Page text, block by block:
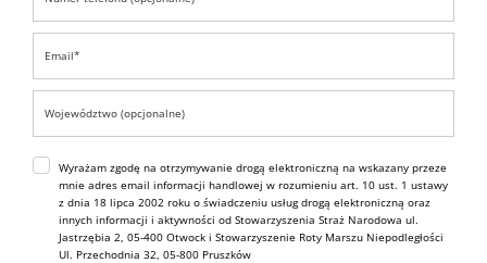
Wyrażam zgodę na otrzymywanie drogą elektroniczną na wskazany przeze
mnie adres email informacji handlowej w rozumieniu art. 10 ust. 1 ustawy
z dnia 18 lipca 2002 roku o świadczeniu usług drogą elektroniczną oraz
innych informacji i aktywności od Stowarzyszenia Straż Narodowa ul.
Jastrzębia 2, 05-400 Otwock i Stowarzyszenie Roty Marszu Niepodległości
Ul. Przechodnia 32, 05-800 Pruszków